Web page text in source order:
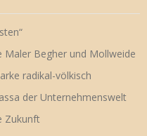
Begher und Mollweide
radikal-völkisch
der Unternehmenswelt
Zukunft